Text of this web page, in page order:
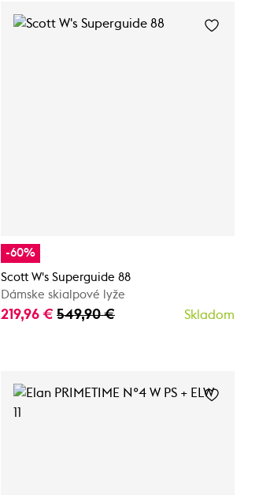
-60%
Scott W's Superguide 88
Dámske skialpové lyže
219,96 € 549,90 € Skladom